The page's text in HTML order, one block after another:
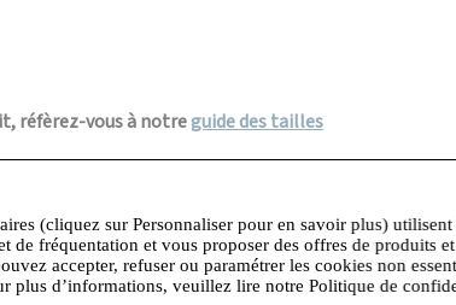
réfèrez-vous à notreguide des tailles
cœur TSBRODEDW de Schott NYC. Un basique
la silhouette grâce à sa coupe femme
Schott N.Y.C. apporte une touche
look casual chic.
(cliquez sur Personnaliser pour en savoir plus)
de fréquentation et vous proposer des offres de produits
accepter, refuser ou paramétrer les cookies non
plus d’informations, veuillez lire notre Politique de